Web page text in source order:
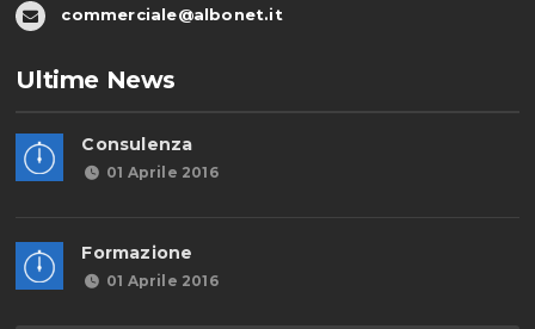
commerciale@albonet.it
Ultime News
Consulenza
01 Aprile 2016
Formazione
01 Aprile 2016